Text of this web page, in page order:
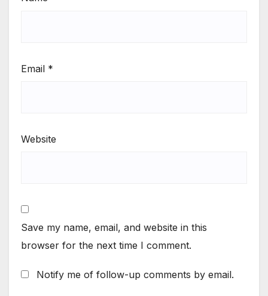
Email *
Website
Save my name, email, and website in this
browser for the next time I comment.
Notify me of follow-up comments by email.